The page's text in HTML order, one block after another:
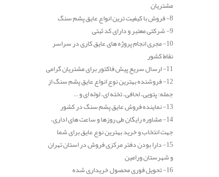
مشتریان
8- فروش با کیفیت ترین انواع عایق پشم سنگ
9- شرکتی معتبر و دارای کد ثبتی
10- مجری انجام پروژه های عایق کاری در سراسر
نقاط کشور
11- ارسال سریع پیش فاکتور برای مشتریان گرامی
12- فروشنده بهترین نوع انواع عایق پشم سنگ از
جمله: پتویی، لحافی، تخته ای، لوله ای و …
13- نماینده فروش عایق پشم سنگ در کشور
14- مشاوره رایگان طی روزها و ساعت های اداری،
جهت انتخاب و خرید بهترین نوع عایق برای شما
15- دارا بودن دفتر مرکزی فروش در استان تهران
و شهرستان ورامین
16- تحویل فوری محصول خریداری شده